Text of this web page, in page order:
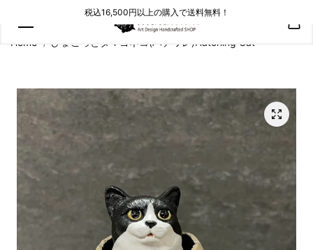
税込16,500円以上の購入で送料無料！
Home ひょこっとタマゴネコ(ハチワレ)Hatching Cat